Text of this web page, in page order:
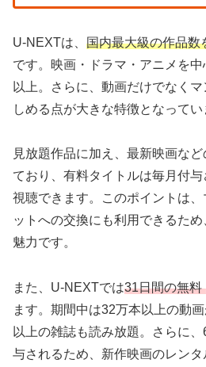
U-NEXTは、 国内最大級の作品数
です。映画・ドラマ・アニメを
以上。さらに、動画だけでなく
しめる点が大きな特徴となってい
見放題作品に加え、最新映画な
ており、有料タイトルは毎月付
視聴できます。このポイントは
ットへの交換にも利用できるた
魅力です。
また、U-NEXTでは31日間の無料
ます。期間中は32万本以上の動
以上の雑誌も読み放題。さらに
与されるため、新作映画のレン